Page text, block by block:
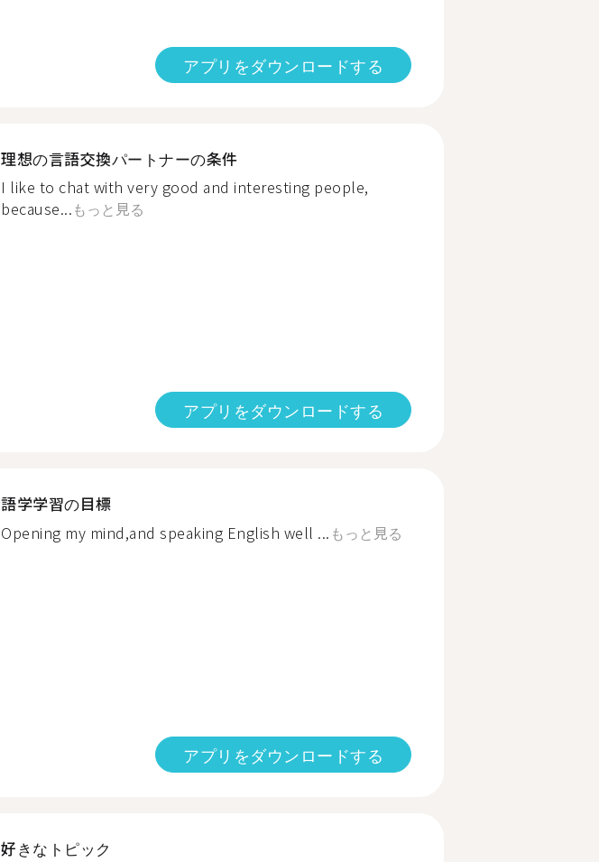
アプリをダウンロードする
理想の言語交換パートナーの条件
I like to chat with very good and interesting people,
because...もっと見る
アプリをダウンロードする
語学学習の目標
Opening my mind,and speaking English well ... もっと見る
アプリをダウンロードする
好きなトピック